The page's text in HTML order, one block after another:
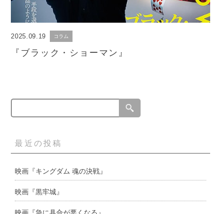
2025.09.19 コラム
『ブラック・ショーマン』
最近の投稿
映画『キングダム 魂の決戦』
映画『黒牢城』